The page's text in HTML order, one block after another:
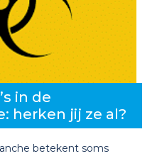
in de
herken jij ze al?
betekent soms